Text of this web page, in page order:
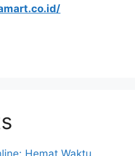
Hemat Waktu,